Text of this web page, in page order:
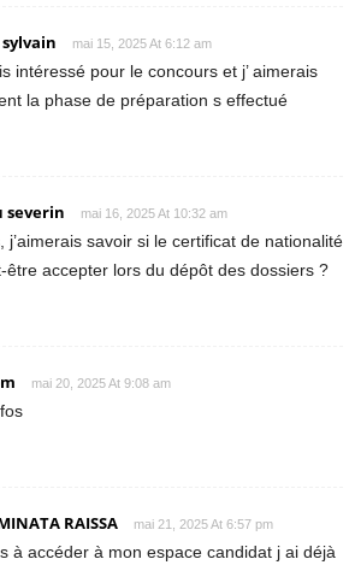
mai 15, 2025 At 6:12 am
intéressé pour le concours et j’ aimerais
la phase de préparation s effectué
severin mai 16, 2025 At 10:32 am
j’aimerais savoir si le certificat de nationalité
être accepter lors du dépôt des dossiers ?
mai 20, 2025 At 9:08 am
RAISSA mai 21, 2025 At 6:57 pm
à accéder à mon espace candidat j ai déjà